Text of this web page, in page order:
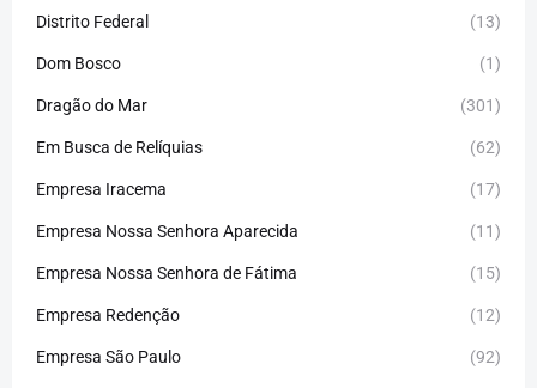
Distrito Federal (13)
Dom Bosco (1)
Dragão do Mar (301)
Em Busca de Relíquias (62)
Empresa Iracema (17)
Empresa Nossa Senhora Aparecida (11)
Empresa Nossa Senhora de Fátima (15)
Empresa Redenção (12)
Empresa São Paulo (92)